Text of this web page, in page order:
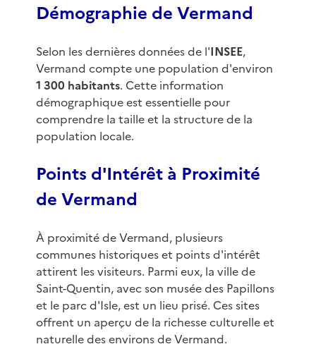
Démographie de Vermand
Selon les dernières données de l'INSEE,
Vermand compte une population d'environ
1 300 habitants. Cette information
démographique est essentielle pour
comprendre la taille et la structure de la
population locale.
Points d'Intérêt à Proximité
de Vermand
À proximité de Vermand, plusieurs
communes historiques et points d'intérêt
attirent les visiteurs. Parmi eux, la ville de
Saint-Quentin, avec son musée des Papillons
et le parc d'Isle, est un lieu prisé. Ces sites
offrent un aperçu de la richesse culturelle et
naturelle des environs de Vermand.